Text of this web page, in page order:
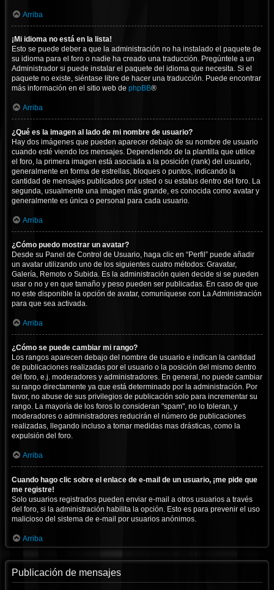
Arriba
¡Mi idioma no está en la lista!
Esto se puede deber a que la administración no ha instalado el paquete de
su idioma para el foro o nadie ha creado una traducción. Pregúntele a un
Administrador si puede instalar el paquete del idioma que necesita. Si el
paquete no existe, siéntase libre de hacer una traducción. Puede encontrar
más información en el sitio web de phpBB®
Arriba
¿Qué es la imagen al lado de mi nombre de usuario?
Hay dos imágenes que pueden aparecer debajo de su nombre de usuario
cuando esté viendo los mensajes. Dependiendo de la plantilla que utilice
el foro, la primera imagen está asociada a la posición (rank) del usuario,
generalmente en forma de estrellas, bloques o puntos, indicando la
cantidad de mensajes publicados por usted o su estatus dentro del foro. La
segunda, usualmente una imagen más grande, es conocida como avatar y
generalmente es única o personal para cada usuario.
Arriba
¿Cómo puedo mostrar un avatar?
Desde su Panel de Control de Usuario, haga clic en “Perfil” puede añadir
un avatar utilizando uno de los siguientes cuatro métodos: Gravatar,
Galería, Remoto o Subida. Es la administración quien decide si se pueden
usar o no y en que tamaño y peso pueden ser publicadas. En caso de que
no este disponible la opción de avatar, comuníquese con La Administración
para que sea activada.
Arriba
¿Cómo se puede cambiar mi rango?
Los rangos aparecen debajo del nombre de usuario e indican la cantidad
de publicaciones realizadas por el usuario o la posición del mismo dentro
del foro, e.j. moderadores y administradores. En general, no puede cambiar
su rango directamente ya que está determinado por la administración. Por
favor, no abuse de sus privilegios de publicación solo para incrementar su
rango. La mayoría de los foros lo consideran "spam", no lo toleran, y
moderadores o administradores reducirán el número de publicaciones
realizadas, llegando incluso a tomar medidas mas drásticas, como la
expulsión del foro.
Arriba
Cuando hago clic sobre el enlace de e-mail de un usuario, ¡me pide que
me registre!
Solo usuarios registrados pueden enviar e-mail a otros usuarios a través
del foro, si la administración habilita la opción. Esto es para prevenir el uso
malicioso del sistema de e-mail por usuarios anónimos.
Arriba
Publicación de mensajes